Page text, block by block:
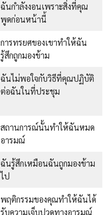
ฉันกำลังงอนเพราะสิ่งที่คุณ
พูดก่อนหน้านี้
การทรยศของเขาทำให้ฉัน
รู้สึกถูกมองข้าม
ฉันไม่พอใจกับวิธีที่คุณปฏิบัติ
ต่อฉันในที่ประชุม
สถานการณ์นั้นทำให้ฉันหมด
อารมณ์
ฉันรู้สึกเหมือนฉันถูกมองข้าม
ไป
พฤติกรรมของคุณทำให้ฉันได้
รับความเจ็บปวดทางอารมณ์